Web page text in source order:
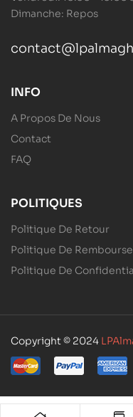
Dimanche: Repos
INFO
A Propos De Nous
Contact
FAQ
POLITIQUES
Politique De Retour
Politique De
Politique De
Copyright © 2024